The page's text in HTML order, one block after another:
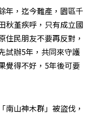
年，迄今難產，園區千
秋堇疾呼，只有成立國
住民朋友不要再反對，
試辦5年，共同來守護
覺得不好，5年後可要
南山神木群」被盜伐，